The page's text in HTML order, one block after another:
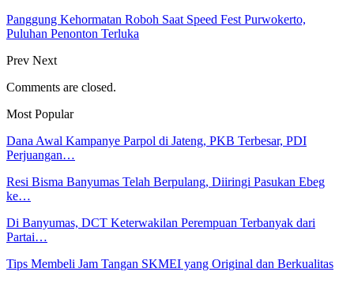
Panggung Kehormatan Roboh Saat Speed Fest Purwokerto,
Puluhan Penonton Terluka
Prev Next
Comments are closed.
Most Popular
Dana Awal Kampanye Parpol di Jateng, PKB Terbesar, PDI
Perjuangan…
Resi Bisma Banyumas Telah Berpulang, Diiringi Pasukan Ebeg
ke…
Di Banyumas, DCT Keterwakilan Perempuan Terbanyak dari
Partai…
Tips Membeli Jam Tangan SKMEI yang Original dan Berkualitas